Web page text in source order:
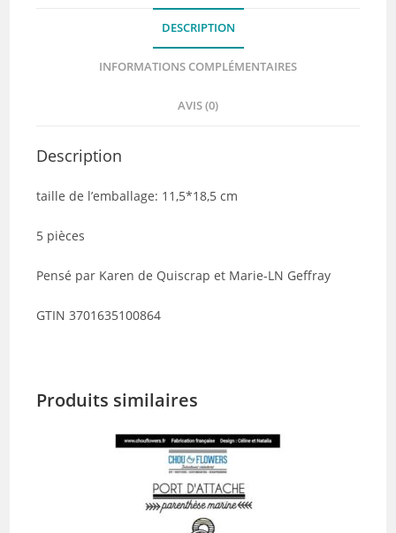
DESCRIPTION
INFORMATIONS COMPLÉMENTAIRES
AVIS (0)
Description
taille de l’emballage: 11,5*18,5 cm
5 pièces
Pensé par Karen de Quiscrap et Marie-LN Geffray
GTIN 3701635100864
Produits similaires